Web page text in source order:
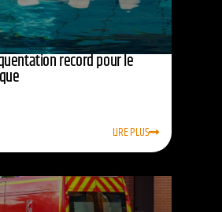
record pour le
LIRE PLUS